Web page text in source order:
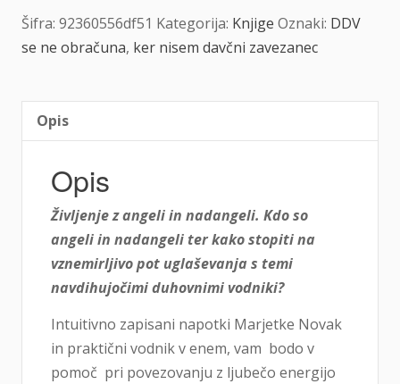
nadangeli
Šifra: 92360556df51 Kategorija: Knjige Oznaki: DDV
se ne obračuna, ker nisem davčni zavezanec
Opis
Opis
Življenje z angeli in nadangeli. Kdo so
angeli in nadangeli ter kako stopiti na
vznemirljivo pot uglaševanja s temi
navdihujočimi duhovnimi vodniki?
Intuitivno zapisani napotki Marjetke Novak
in praktični vodnik v enem, vam bodo v
pomoč pri povezovanju z ljubečo energijo